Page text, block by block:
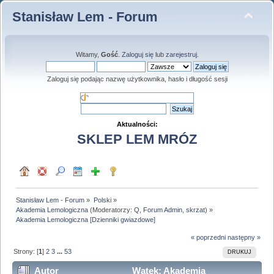
Stanisław Lem - Forum
Witamy, Gość. Zaloguj sięlub zarejestruj.
Zaloguj się podając nazwę użytkownika, hasło i długość sesji
Aktualności:
SKLEP LEM MRÓZ
Stanisław Lem - Forum » Polski»
Akademia Lemologiczna (Moderatorzy:Q Forum Admin ,skrzat) »
Akademia Lemologiczna [Dzienniki gwiazdowe]
« poprzedni następny »
DRUKUJ
Strony: [1]2 3 ...53
Autor
Wątek: Akademia